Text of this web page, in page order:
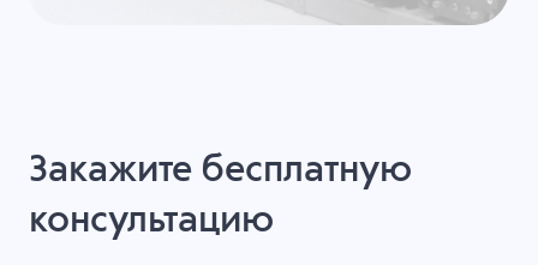
Закажите бесплатную
консультацию